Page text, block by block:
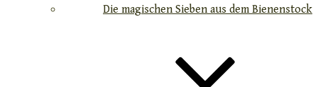
Die magischen Sieben aus dem Bienenstock